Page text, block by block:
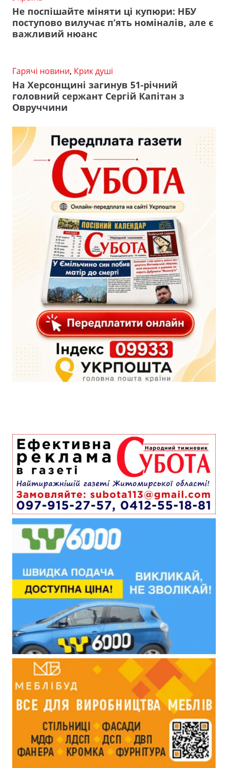
Не поспішайте міняти ці купюри: НБУ
поступово вилучає п’ять номіналів, але є
важливий нюанс
Гарячі новини, Крик душі
На Херсонщині загинув 51-річний
головний сержант Сергій Капітан з
Овруччини